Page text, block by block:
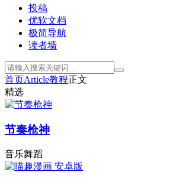
投稿
优软文档
极简导航
读者墙
首页Article教程正文
精选
节奏枪神
音乐舞蹈